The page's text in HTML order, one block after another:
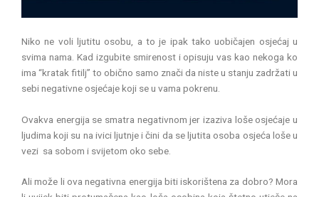
Niko ne voli ljutitu osobu, a to je ipak tako uobičajen osjećaj u
svima nama. Kad izgubite smirenost i opisuju vas kao nekoga ko
ima “kratak fitilj” to obično samo znači da niste u stanju zadržati u
sebi negativne osjećaje koji se u vama pokrenu.
Ovakva energija se smatra negativnom jer izaziva loše osjećaje u
ljudima koji su na ivici ljutnje i čini da se ljutita osoba osjeća loše u
vezi sa sobom i svijetom oko sebe.
Ali može li ova negativna energija biti iskorištena za dobro? Mora